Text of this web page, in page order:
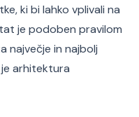
ki bi lahko vplivali na
je podoben pravilom
največje in najbolj
arhitektura